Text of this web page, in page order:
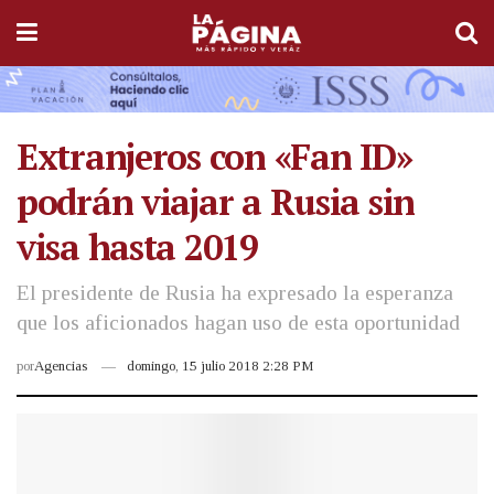
Extranjeros con «Fan ID»
podrán viajar a Rusia sin
visa hasta 2019
El presidente de Rusia ha expresado la esperanza
que los aficionados hagan uso de esta oportunidad
porAgencias domingo, 15 julio 2018 2:28 PM